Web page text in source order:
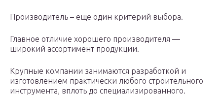
Производитель – еще один критерий выбора.
Главное отличие хорошего производителя —
широкий ассортимент продукции.
Крупные компании занимаются разработкой и
изготовлением практически любого строительного
инструмента, вплоть до специализированного.